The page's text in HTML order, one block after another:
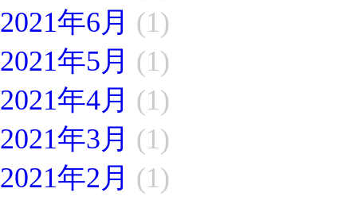
2021年6月 (1)
2021年5月 (1)
2021年4月 (1)
2021年3月 (1)
2021年2月 (1)